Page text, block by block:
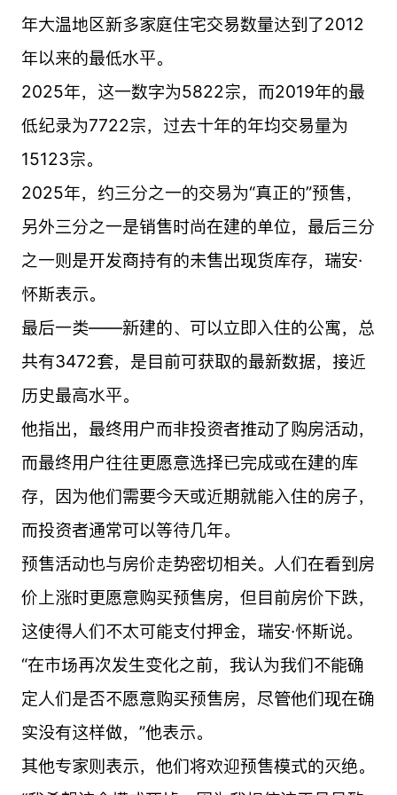
年大温地区新多家庭住宅交易数量达到了2012
年以来的最低水平。
2025年，这一数字为5822宗，而2019年的最
低纪录为7722宗，过去十年的年均交易量为
15123宗。
2025年，约三分之一的交易为“真正的”预售，
另外三分之一是销售时尚在建的单位，最后三分
之一则是开发商持有的未售出现货库存，瑞安·
怀斯表示。
最后一类——新建的、可以立即入住的公寓，总
共有3472套，是目前可获取的最新数据，接近
历史最高水平。
他指出，最终用户而非投资者推动了购房活动，
而最终用户往往更愿意选择已完成或在建的库
存，因为他们需要今天或近期就能入住的房子，
而投资者通常可以等待几年。
预售活动也与房价走势密切相关。人们在看到房
价上涨时更愿意购买预售房，但目前房价下跌，
这使得人们不太可能支付押金，瑞安·怀斯说。
“在市场再次发生变化之前，我认为我们不能确
定人们是否不愿意购买预售房，尽管他们现在确
实没有这样做，”他表示。
其他专家则表示，他们将欢迎预售模式的灭绝。